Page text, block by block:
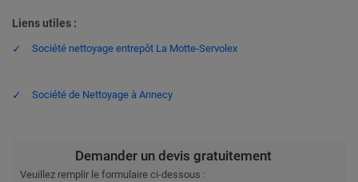
Liens utiles :
Société nettoyage entrepôt La Motte-Servolex
Société de Nettoyage à Annecy
Demander un devis gratuitement
Veuillez remplir le formulaire ci-dessous :